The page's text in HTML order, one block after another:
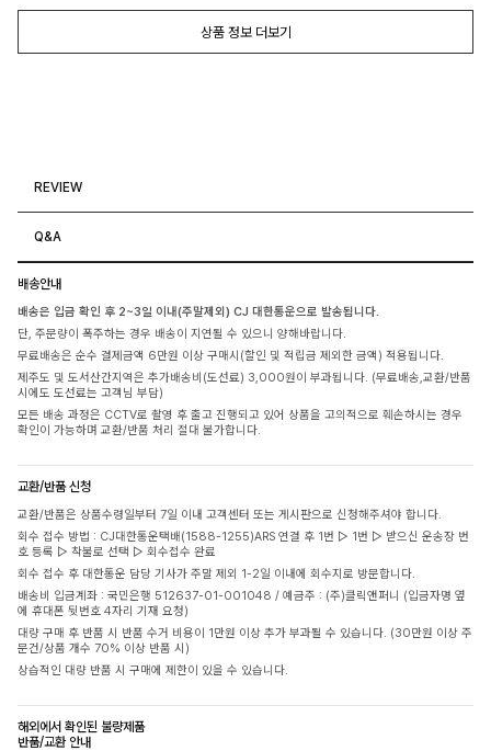
상품 정보 더보기
REVIEW
Q&A
배송안내
배송은 입금 확인 후 2~3일 이내(주말제외) CJ 대한통운으로 발송됩니다.
단, 주문량이 폭주하는 경우 배송이 지연될 수 있으니 양해바랍니다.
무료배송은 순수 결제금액 6만원 이상 구매시(할인 및 적립금 제외한 금액) 적용됩니다.
제주도 및 도서산간지역은 추가배송비(도선료) 3,000원이 부과됩니다. (무료배송,교환/반품
시에도 도선료는 고객님 부담)
모든 배송 과정은 CCTV로 촬영 후 출고 진행되고 있어 상품을 고의적으로 훼손하시는 경우
확인이 가능하며 교환/반품 처리 절대 불가합니다.
교환/반품 신청
교환/반품은 상품수령일부터 7일 이내 고객센터 또는 게시판으로 신청해주셔야 합니다.
회수 접수 방법 : CJ대한통운택배(1588-1255)ARS 연결 후 1번 ▷ 1번 ▷ 받으신 운송장 번
호 등록 ▷ 착불로 선택 ▷ 회수접수 완료
회수 접수 후 대한통운 담당 기사가 주말 제외 1-2일 이내에 회수지로 방문합니다.
배송비 입금계좌 : 국민은행 512637-01-001048 / 예금주 : (주)클릭앤퍼니 (입금자명 옆
에 휴대폰 뒷번호 4자리 기재 요청)
대량 구매 후 반품 시 반품 수거 비용이 1만원 이상 추가 부과될 수 있습니다. (30만원 이상 주
문건/상품 개수 70% 이상 반품 시)
상습적인 대량 반품 시 구매에 제한이 있을 수 있습니다.
해외에서 확인된 불량제품
반품/교환 안내